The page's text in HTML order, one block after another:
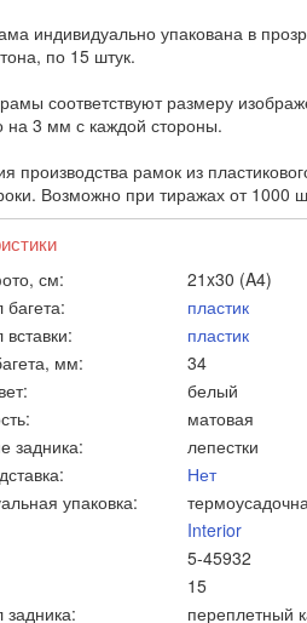
индивидуально упакована в
по 15 штук.
соответствуют размеру
на 3 мм с каждой стороны.
производства рамок из
Возможно при тиражах от 1000
см:
21x30 (A4)
пластик
пластик
мм:
34
белый
матовая
задника:
лепестки
Нет
упаковка:
Interior
5-45932
15
переплетный